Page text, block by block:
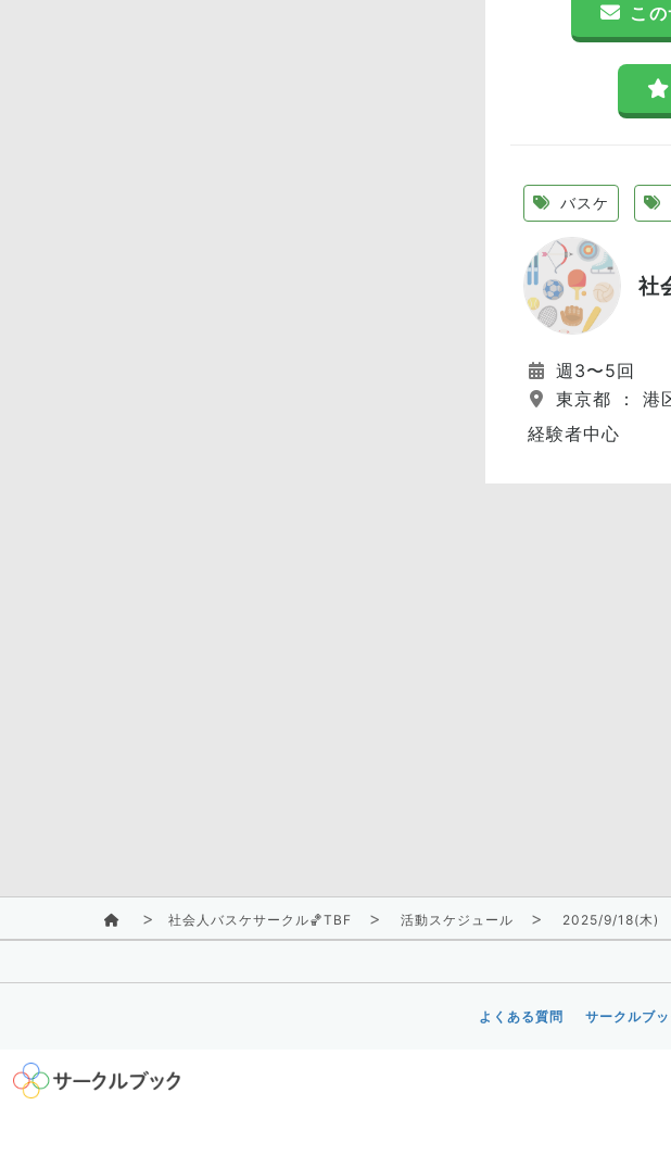
こ
バスケ
社
週3〜5回
東京都 ： 港
経験者中心
社会人バスケサークル🏀TBF 活動スケジュール 2025/9/18(木)
よくある質問 サークルブ